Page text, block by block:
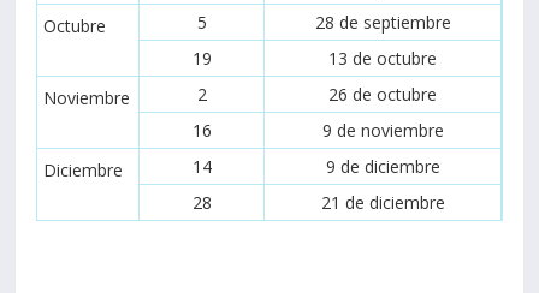
Octubre
5
28 de septiembre
19
13 de octubre
Noviembre
2
26 de octubre
16
9 de noviembre
Diciembre
14
9 de diciembre
28
21 de diciembre